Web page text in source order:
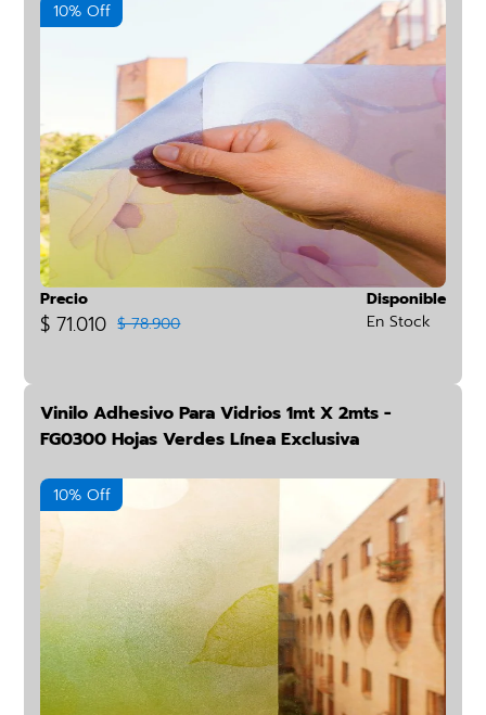
10% Off
Precio
$ 71.010 $ 78.900
Disponible
En Stock
Vinilo Adhesivo Para Vidrios 1mt X 2mts -
FG0300 Hojas Verdes Línea Exclusiva
10% Off